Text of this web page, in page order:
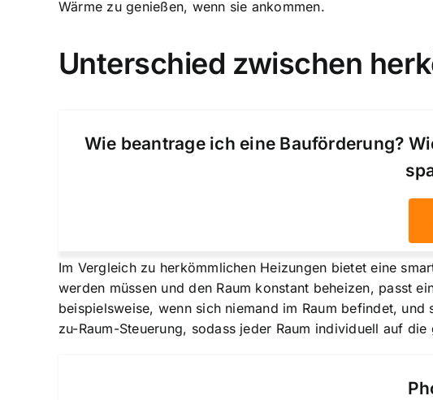
Wärme zu genießen, wenn sie ankommen.
Unterschied zwischen
Wie beantrage ich eine Bauförderung?
Im Vergleich zu herkömmlichen Heizungen bietet eine
werden müssen und den Raum konstant beheizen, passt
beispielsweise, wenn sich niemand im Raum befindet,
zu-Raum-Steuerung, sodass jeder Raum individuell auf